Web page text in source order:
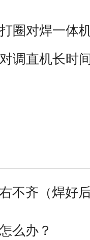
圈对焊一体
调直机长时
不齐（焊好
么办？